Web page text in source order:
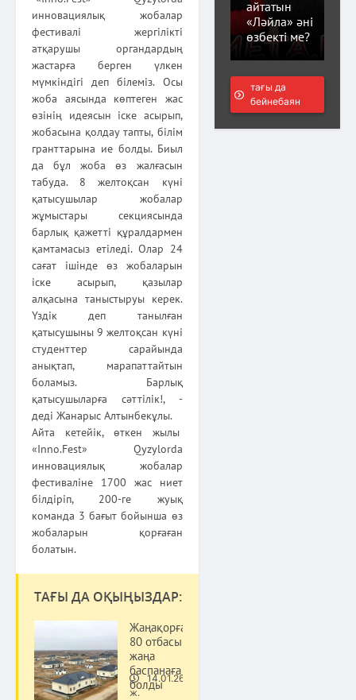
инновациялық жобалар
фестивалі жергілікті
атқарушы органдардың
жастарға берген үлкен
мүмкіндігі деп білеміз. Осы
жоба аясында көптеген жас
өзінің идеясын іске асырып,
жобасына қолдау тапты, білім
гранттарына ие болды. Биыл
да бұл жоба өз жалғасын
табуда. 8 желтоқсан күні
қатысушылар жобалар
жұмыстары секциясында
барлық қажетті құралдармен
қамтамасыз етіледі. Олар 24
сағат ішінде өз жобаларын
іске асырып, қазылар
алқасына таныстыруы керек.
Үздік деп танылған
қатысушыны 9 желтоқсан күні
студенттер сарайында
анықтап, марапаттайтын
боламыз. Барлық
қатысушыларға сәттілік!, -
деді Жанарыс Алтынбекұлы.
Айта кетейік, өткен жылы
«Inno.Fest» Qyzylorda
инновациялық жобалар
фестиваліне 1700 жас ниет
білдіріп, 200-ге жуық
команда 3 бағыт бойынша өз
жобаларын қорғаған
болатын.
ТАҒЫ ДА ОҚЫҢЫЗДАР:
Жаңақорғанда
80 отбасы
жаңа
баспанаға ие
болды14.01.26
ж.
айтатын
«Ләйла» әні
өзбекті ме?
тағы да
бейнебаян